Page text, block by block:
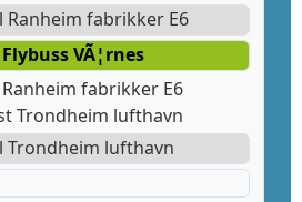
Ranheim fabrikker E6
Flybuss VÃ¦rnes
fabrikker E6
Trondheim lufthavn
Trondheim lufthavn